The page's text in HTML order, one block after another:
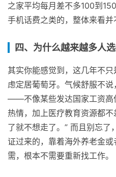
之家平均每月差不多100到
手机话费之类的，整体来看并
四、为什么越来越多人选
其实你能感觉到，这几年不
虑定居葡萄牙。气候舒服不
——不像某些发达国家工资高
热情，加上医疗教育资源都
了就不想走了。” 而且别忘
证过来的，靠着海外养老金
需，根本不需要重新找工作。